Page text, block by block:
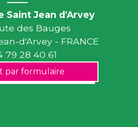
Saint Jean d'Arvey
des Bauges
d'Arvey - FRANCE
79 28 40 61
par formulaire